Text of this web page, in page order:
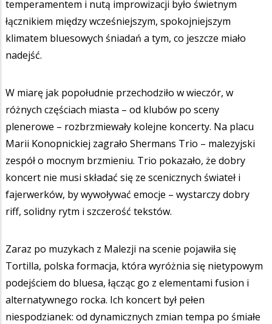
temperamentem i nutą improwizacji było świetnym
łącznikiem między wcześniejszym, spokojniejszym
klimatem bluesowych śniadań a tym, co jeszcze miało
nadejść.
W miarę jak popołudnie przechodziło w wieczór, w
różnych częściach miasta – od klubów po sceny
plenerowe – rozbrzmiewały kolejne koncerty. Na placu
Marii Konopnickiej zagrało Shermans Trio – malezyjski
zespół o mocnym brzmieniu. Trio pokazało, że dobry
koncert nie musi składać się ze scenicznych świateł i
fajerwerków, by wywoływać emocje – wystarczy dobry
riff, solidny rytm i szczerość tekstów.
Zaraz po muzykach z Malezji na scenie pojawiła się
Tortilla, polska formacja, która wyróżnia się nietypowym
podejściem do bluesa, łącząc go z elementami fusion i
alternatywnego rocka. Ich koncert był pełen
niespodzianek: od dynamicznych zmian tempa po śmiałe